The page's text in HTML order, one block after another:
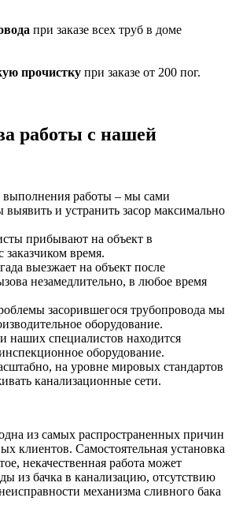
при заказе всех труб в доме
прочистку при заказе от 200 пог.
работы с нашей
выполнения работы – мы сами
выявить и устранить засор максимально
прибывают на объект в
заказчиком время.
выезжает на объект после
незамедлительно, в любое время
засорившегося трубопровода мы
оборудование.
наших специалистов находится
оборудование.
на уровне мировых стандартов
канализационные сети.
из самых распространенных причин
клиентов. Самостоятельная установка
некачественная работа может
из бачка в канализацию, отсутствию
механизма сливного бака